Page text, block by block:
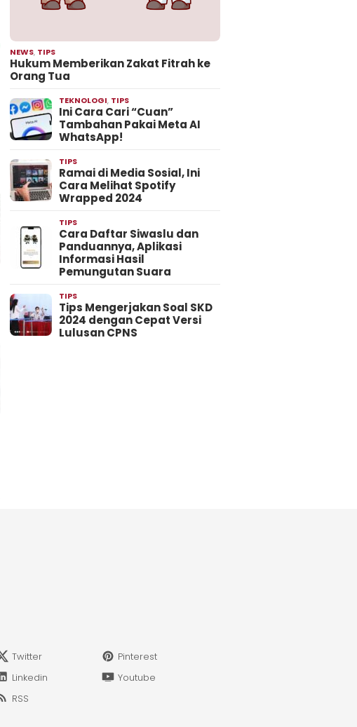
NEWS, TIPS
Hukum Memberikan Zakat Fitrah ke
Orang Tua
TEKNOLOGI, TIPS
Ini Cara Cari “Cuan”
Tambahan Pakai Meta AI
WhatsApp!
TIPS
Ramai di Media Sosial, Ini
Cara Melihat Spotify
Wrapped 2024
TIPS
Cara Daftar Siwaslu dan
Panduannya, Aplikasi
Informasi Hasil
Pemungutan Suara
TIPS
Tips Mengerjakan Soal SKD
2024 dengan Cepat Versi
Lulusan CPNS
Twitter
Pinterest
Linkedin
Youtube
RSS